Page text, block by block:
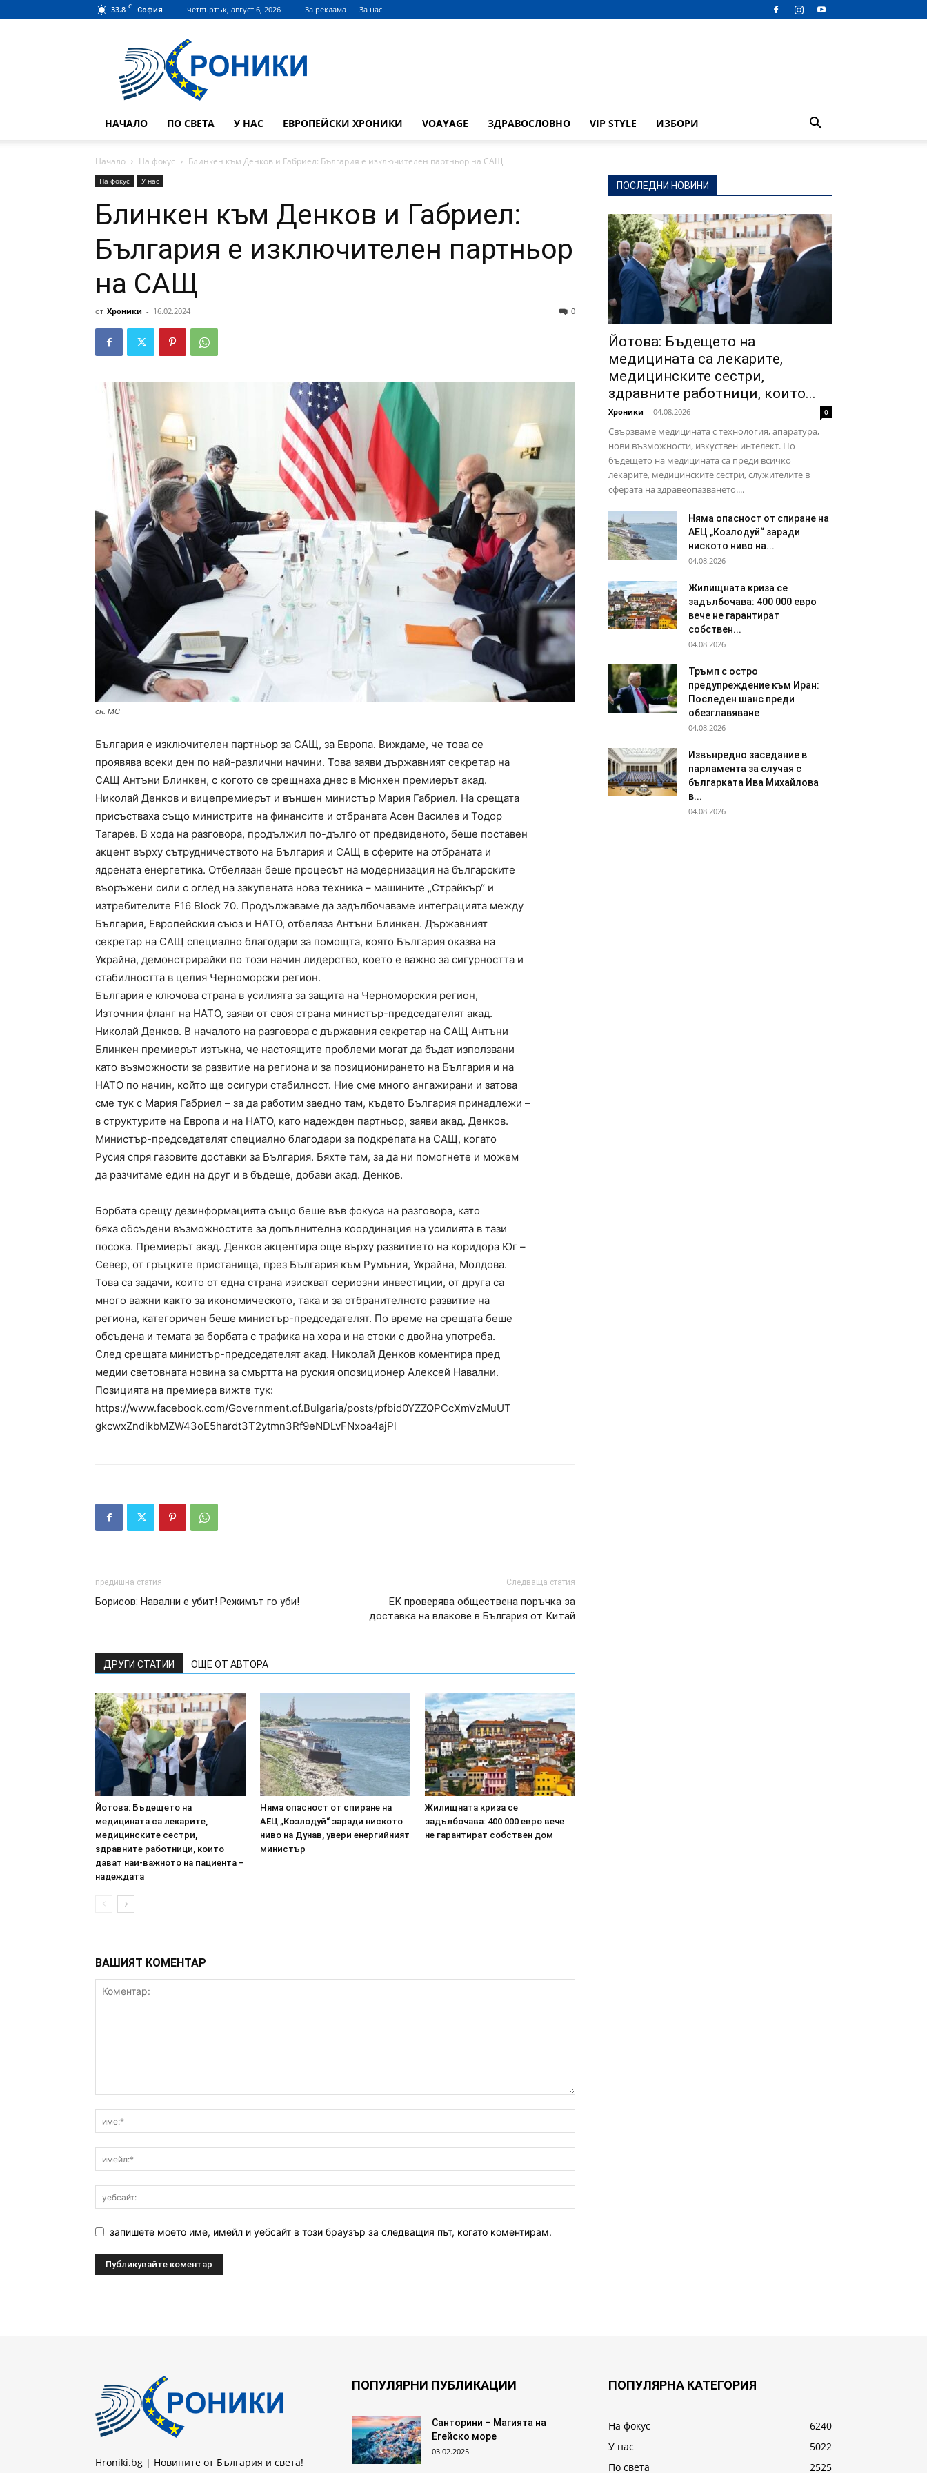
33.8 C София четвъртък, август 6, 2026 За реклама За нас
НАЧАЛО ПО СВЕТА У НАС ЕВРОПЕЙСКИ ХРОНИКИ VOAYAGE ЗДРАВОСЛОВНО VIP STYLE ИЗБОРИ
Начало На фокус Блинкен към Денков и Габриел: България е изключителен партньор на САЩ
На фокус У нас
Блинкен към Денков и Габриел:
България е изключителен партньор
на САЩ
от Хроники - 16.02.2024 0
сн. МС
България е изключителен партньор за САЩ, за Европа. Виждаме, че това се
проявява всеки ден по най-различни начини. Това заяви държавният секретар на
САЩ Антъни Блинкен, с когото се срещнаха днес в Мюнхен премиерът акад.
Николай Денков и вицепремиерът и външен министър Мария Габриел. На срещата
присъстваха също министрите на финансите и отбраната Асен Василев и Тодор
Тагарев. В хода на разговора, продължил по-дълго от предвиденото, беше поставен
акцент върху сътрудничеството на България и САЩ в сферите на отбраната и
ядрената енергетика. Отбелязан беше процесът на модернизация на българските
въоръжени сили с оглед на закупената нова техника – машините „Страйкър“ и
изтребителите F16 Block 70. Продължаваме да задълбочаваме интеграцията между
България, Европейския съюз и НАТО, отбеляза Антъни Блинкен. Държавният
секретар на САЩ специално благодари за помощта, която България оказва на
Украйна, демонстрирайки по този начин лидерство, което е важно за сигурността и
стабилността в целия Черноморски регион.
България е ключова страна в усилията за защита на Черноморския регион,
Източния фланг на НАТО, заяви от своя страна министър-председателят акад.
Николай Денков. В началото на разговора с държавния секретар на САЩ Антъни
Блинкен премиерът изтъкна, че настоящите проблеми могат да бъдат използвани
като възможности за развитие на региона и за позиционирането на България и на
НАТО по начин, който ще осигури стабилност. Ние сме много ангажирани и затова
сме тук с Мария Габриел – за да работим заедно там, където България принадлежи –
в структурите на Европа и на НАТО, като надежден партньор, заяви акад. Денков.
Министър-председателят специално благодари за подкрепата на САЩ, когато
Русия спря газовите доставки за България. Бяхте там, за да ни помогнете и можем
да разчитаме един на друг и в бъдеще, добави акад. Денков.
Борбата срещу дезинформацията също беше във фокуса на разговора, като
бяха обсъдени възможностите за допълнителна координация на усилията в тази
посока. Премиерът акад. Денков акцентира още върху развитието на коридора Юг –
Север, от гръцките пристанища, през България към Румъния, Украйна, Молдова.
Това са задачи, които от една страна изискват сериозни инвестиции, от друга са
много важни както за икономическото, така и за отбранителното развитие на
региона, категоричен беше министър-председателят. По време на срещата беше
обсъдена и темата за борбата с трафика на хора и на стоки с двойна употреба.
След срещата министър-председателят акад. Николай Денков коментира пред
медии световната новина за смъртта на руския опозиционер Алексей Навални.
Позицията на премиера вижте тук:
https://www.facebook.com/Government.of.Bulgaria/posts/pfbid0YZZQPCcXmVzMuUT
gkcwxZndikbMZW43oE5hardt3T2ytmn3Rf9eNDLvFNxoa4ajPl
предишна статия
Борисов: Навални е убит! Режимът го уби!
Следваща статия
ЕК проверява обществена поръчка за
доставка на влакове в България от Китай
ДРУГИ СТАТИИ ОЩЕ ОТ АВТОРА
Йотова: Бъдещето на
медицината са лекарите,
медицинските сестри,
здравните работници, които
дават най-важното на пациента –
надеждата
Няма опасност от спиране на
АЕЦ „Козлодуй“ заради ниското
ниво на Дунав, увери енергийният
министър
Жилищната криза се
задълбочава: 400 000 евро вече
не гарантират собствен дом
ВАШИЯТ КОМЕНТАР
запишете моето име, имейл и уебсайт в този браузър за следващия път, когато коментирам.
ПОСЛЕДНИ НОВИНИ
Йотова: Бъдещето на
медицината са лекарите,
медицинските сестри,
здравните работници, които...
Хроники - 04.08.2026 0
Свързваме медицината с технология, апаратура,
нови възможности, изкуствен интелект. Но
бъдещето на медицината са преди всичко
лекарите, медицинските сестри, служителите в
сферата на здравеопазването....
Няма опасност от спиране на
АЕЦ „Козлодуй“ заради
ниското ниво на...
04.08.2026
Жилищната криза се
задълбочава: 400 000 евро
вече не гарантират
собствен...
04.08.2026
Тръмп с остро
предупреждение към Иран:
Последен шанс преди
обезглавяване
04.08.2026
Извънредно заседание в
парламента за случая с
българката Ива Михайлова
в...
04.08.2026
Hroniki.bg | Новините от България и света!
ПОПУЛЯРНИ ПУБЛИКАЦИИ
Санторини – Магията на
Егейско море
03.02.2025
ПОПУЛЯРНА КАТЕГОРИЯ
На фокус
6240
У нас
5022
По света
2525